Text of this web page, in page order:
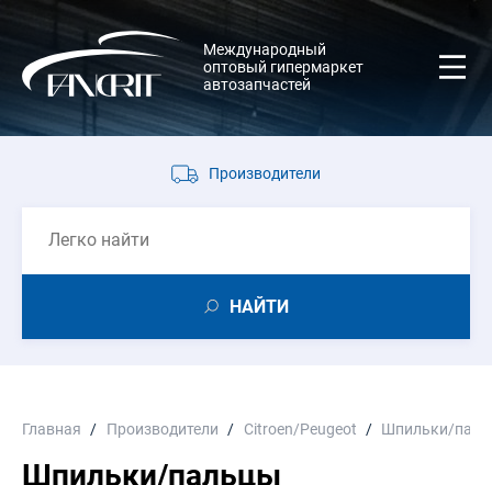
Международный
оптовый гипермаркет
автозапчастей
Производители
НАЙТИ
Главная Производители Citroen/Peugeot Шпильки/
Шпильки/пальцы